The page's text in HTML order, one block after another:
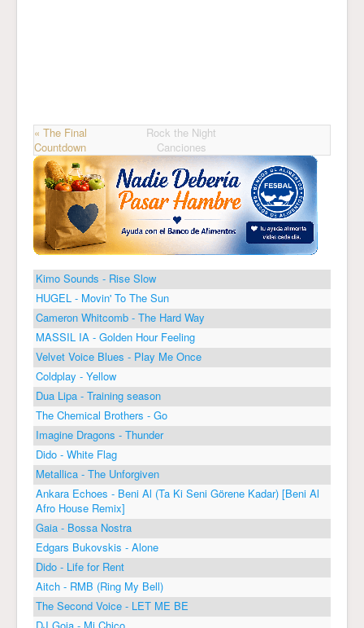
« The Final
Countdown
Rock the Night
Canciones
Kimo Sounds - Rise Slow
HUGEL - Movin' To The Sun
Cameron Whitcomb - The Hard Way
MASSIL IA - Golden Hour Feeling
Velvet Voice Blues - Play Me Once
Coldplay - Yellow
Dua Lipa - Training season
The Chemical Brothers - Go
Imagine Dragons - Thunder
Dido - White Flag
Metallica - The Unforgiven
Ankara Echoes - Beni Al (Ta Ki Seni Görene Kadar) [Beni Al
Afro House Remix]
Gaia - Bossa Nostra
Edgars Bukovskis - Alone
Dido - Life for Rent
Aitch - RMB (Ring My Bell)
The Second Voice - LET ME BE